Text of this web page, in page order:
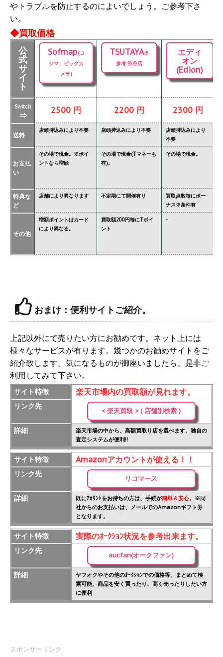
やトラブルを防止するのによいでしょう。ご参考下さ
い。
◆買取価格
公
式
サ
イ
ト
Sofmap(コ
ジマ、ビックカ
メラ)
TSUTAYA※
参考:渋谷店
エディ
オン
(Edion)
Switch
⇒ 2500 円 2200 円 2300 円
送料
店頭持込みにより不要 店頭持込みにより不要
店頭持込みにより
不要
お支払
い
その場で現金。※ポイ
ントなら増額
その場で現金(Tマネーも
有)。
その場で現金。
特典な
ど
店舗により異なります 不定期にて開催有り
買取点数毎にボー
ナス※条件有
その他
増額ポイントはカード
により異なる。
買取額200円毎にTポイ
ント
-
おまけ：便利サイトご紹介。
上記以外にて売りたい方にお勧めです。ネット上には
様々なサービスが有ります。幾つかのお勧めサイトをご
紹介致します。気になるものが御座いましたら、是非ご
利用してみて下さい。
サイト特徴 楽天市場内の買取額が見れます。
リンク先
< 楽天買取 > ( 店舗別検索 )
詳細
楽天市場の中から、高額買取り店を選べます。独自の
査定システムが便利!!
サイト特徴 Amazonアカウントが使える！！
リンク先
リコマース
詳細 既にｱｶｳﾝﾄをお持ちの方は、手続が簡単＆安心。※同
社からのお支払いは、メールでのAmazonギフト券
となります。
サイト特徴 実際のｵｰｸｼｮﾝ状況を参考出来ます。
リンク先
aucfan(オークファン)
詳細
ヤフオクやその他のｵｰｸｼｮﾝでの価格等、まとめて検
索可能。商品を安く買ったり、高く売ったりしたい方
に便利
スポンサーリンク